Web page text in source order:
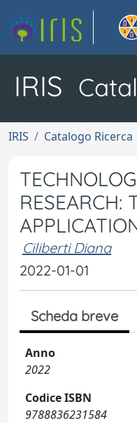
IRIS
IRIS Catalogo Ricerca
RESEARCH:
Ciliberti Diana
2022-01-01
Scheda breve
Anno
2022
Codice ISBN
9788836231584